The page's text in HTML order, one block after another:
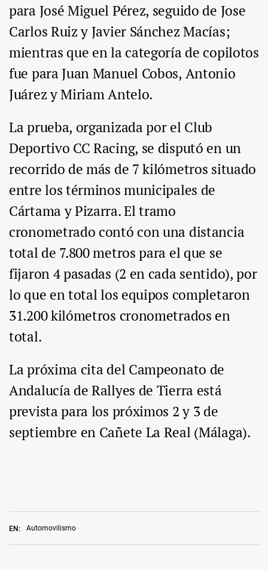
EN: Automovilismo
para José Miguel Pérez, seguido de Jose
Carlos Ruiz y Javier Sánchez Macías;
mientras que en la categoría de copilotos
fue para Juan Manuel Cobos, Antonio
Juárez y Miriam Antelo.
La prueba, organizada por el Club
Deportivo CC Racing, se disputó en un
recorrido de más de 7 kilómetros situado
entre los términos municipales de
Cártama y Pizarra. El tramo
cronometrado contó con una distancia
total de 7.800 metros para el que se
fijaron 4 pasadas (2 en cada sentido), por
lo que en total los equipos completaron
31.200 kilómetros cronometrados en
total.
La próxima cita del Campeonato de
Andalucía de Rallyes de Tierra está
prevista para los próximos 2 y 3 de
septiembre en Cañete La Real (Málaga).